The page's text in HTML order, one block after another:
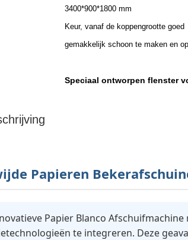
3400*900*1800 mm
Keur, vanaf de koppengrootte goed
gemakkelijk schoon te maken en
Speciaal ontworpen flenster
Papieren
Papier Blanco
te integreren. Deze